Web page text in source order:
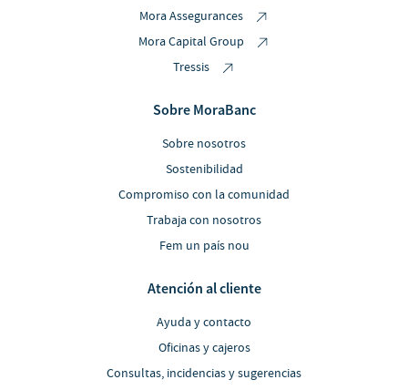
Mora Assegurances
Mora Capital Group
Tressis
Sobre MoraBanc
Sobre nosotros
Sostenibilidad
Compromiso con la comunidad
Trabaja con nosotros
Fem un país nou
Atención al cliente
Ayuda y contacto
Oficinas y cajeros
Consultas, incidencias y sugerencias